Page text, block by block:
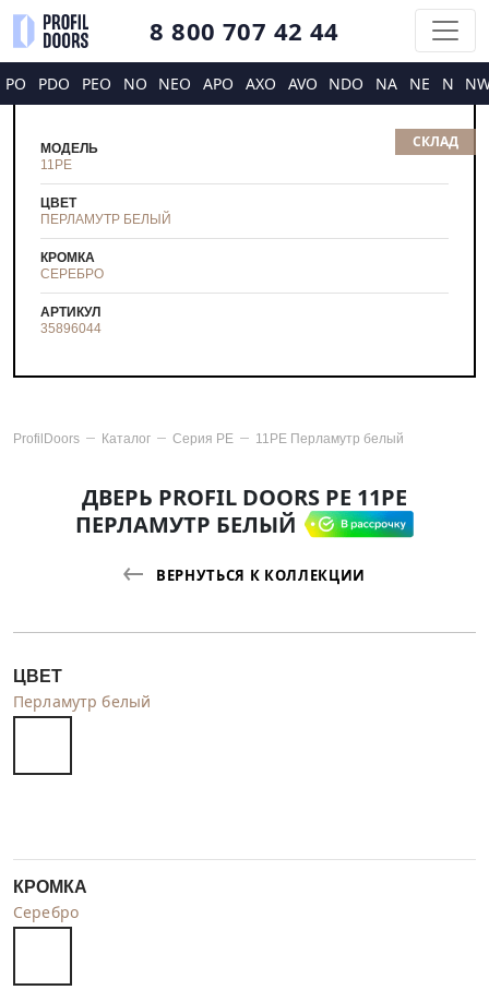
8 800 707 42 44
PO PDO PEO NO NEO APO AXO AVO NDO NA NE N
СКЛАД
МОДЕЛЬ
11PE
ЦВЕТ
ПЕРЛАМУТР БЕЛЫЙ
КРОМКА
СЕРЕБРО
АРТИКУЛ
35896044
ProfilDoors Каталог Серия PE 11PE Перламутр белый
ДВЕРЬ PROFIL DOORS PE 11PE
ПЕРЛАМУТР БЕЛЫЙ
ВЕРНУТЬСЯ К КОЛЛЕКЦИИ
ЦВЕТ
Перламутр белый
КРОМКА
Серебро